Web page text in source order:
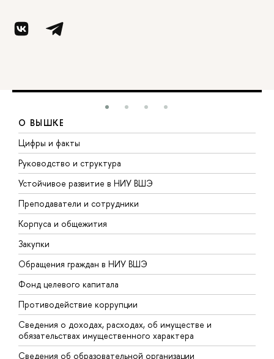
О ВЫШКЕ
Цифры и факты
Руководство и структура
Устойчивое развитие в НИУ ВШЭ
Преподаватели и сотрудники
Корпуса и общежития
Закупки
Обращения граждан в НИУ ВШЭ
Фонд целевого капитала
Противодействие коррупции
Сведения о доходах, расходах, об имуществе и
обязательствах имущественного характера
Сведения об образовательной организации